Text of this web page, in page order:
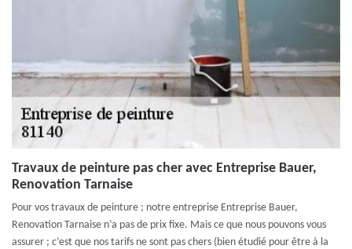
Travaux de peinture pas cher avec Entreprise Bauer,
Renovation Tarnaise
Pour vos travaux de peinture ; notre entreprise Entreprise Bauer,
Renovation Tarnaise n’a pas de prix fixe. Mais ce que nous pouvons vous
assurer ; c’est que nos tarifs ne sont pas chers (bien étudié pour être à la